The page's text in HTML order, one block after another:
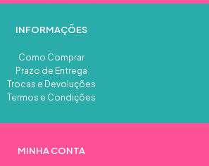
INFORMAÇÕES
Como Comprar
Prazo de Entrega
Trocas e Devoluções
Termos e Condições
MINHA CONTA